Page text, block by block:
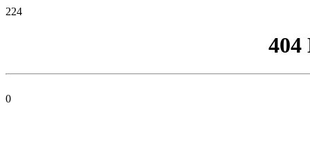
224
404
0